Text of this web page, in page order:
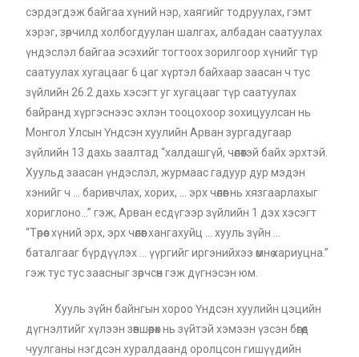
сэрдэгдэж байгаа хүний нэр, хаягийг тодруулах, гэмт
хэрэг, зөрчилд холбогдуулан шалгах, албадан саатуулах
үндэслэл байгаа эсэхийг тогтоох зорилгоор хүнийг түр
саатуулах хугацааг 6 цаг хүртэл байхаар заасан ч тус
зүйлийн 26.2 дахь хэсэгт уг хугацааг түр саатуулах
байранд хүргэснээс эхлэн тооцохоор зохицуулсан нь
Монгол Улсын Үндсэн хуулийн Арван зургадугаар
зүйлийн 13 дахь заалтад “халдашгүй, чөлөөтэй байх эрхтэй.
Хуульд заасан үндэслэл, журмаас гадуур дур мэдэн
хэнийг ч … баривчлах, хорих, … эрх чөлөөг нь хязгаарлахыг
хориглоно…” гэж, Арван есдүгээр зүйлийн 1 дэх хэсэгт
“Төрөөс хүний эрх, эрх чөлөөг хангахуйц … хууль зүйн …
баталгааг бүрдүүлэх … үүргийг иргэнийхээ өмнө хариуцна.”
гэж тус тус заасныг зөрчсөн гэж дүгнэсэн юм.
Хууль зүйн байнгын хороо Үндсэн хуулийн цэцийн
дүгнэлтийг хүлээн зөвшөөрөх нь зүйтэй хэмээн үзсэн бөгөөд
чуулганы нэгдсэн хуралдаанд оролцсон гишүүдийн